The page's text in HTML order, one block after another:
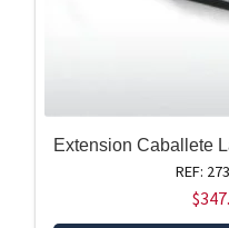
Extension Caballete
REF:
$